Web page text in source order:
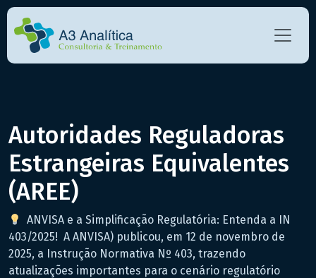
Autoridades Reguladoras
Estrangeiras Equivalentes
(AREE)
ANVISA e a Simplificação Regulatória: Entenda a IN
403/2025! A ANVISA) publicou, em 12 de novembro de
2025, a Instrução Normativa Nº 403, trazendo
atualizações importantes para o cenário regulatório